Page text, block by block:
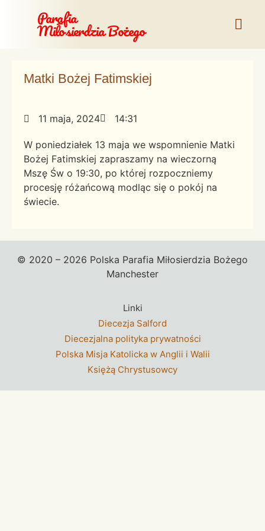
Parafia
Miłosierdzia Bożego
Matki Bożej Fatimskiej
11 maja, 2024 14:31
W poniedziałek 13 maja we wspomnienie Matki
Bożej Fatimskiej zapraszamy na wieczorną
Mszę Św o 19:30, po której rozpoczniemy
procesję różańcową modląc się o pokój na
świecie.
© 2020 – 2026 Polska Parafia Miłosierdzia Bożego
Manchester
Linki
Diecezja Salford
Diecezjalna polityka prywatności
Polska Misja Katolicka w Anglii i Walii
Księżą Chrystusowcy